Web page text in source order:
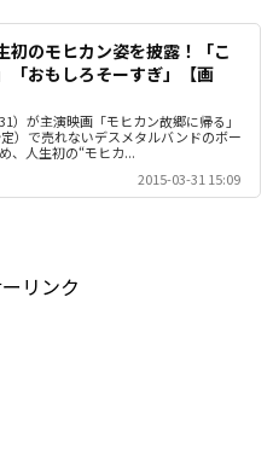
初のモヒカン姿を披露！「こ
「おもしろそーすぎ」【画
）が主演映画「モヒカン故郷に帰る」
定）で売れないデスメタルバンドのボー
、人生初の“モヒカ...
2015-03-31 15:09
リンク